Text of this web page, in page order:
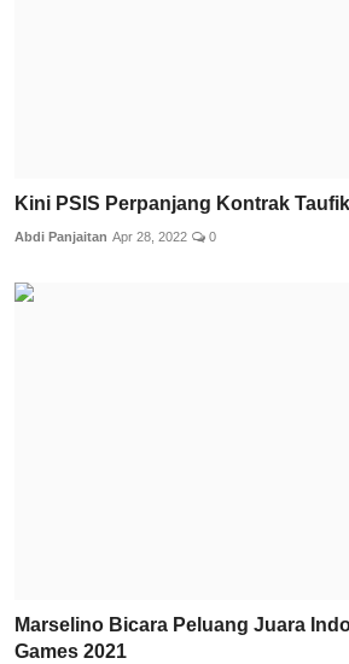
Kini PSIS Perpanjang Kontrak
Abdi Panjaitan Apr 28, 2022 0
Marselino Bicara Peluang Juara
Games 2021